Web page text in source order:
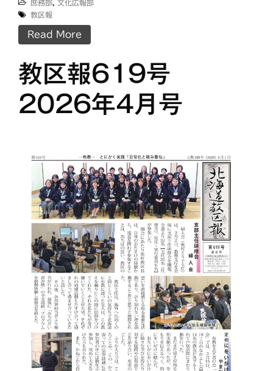
庶務部
文化広報部
教区報
Read More
教区報619号
2026年4月号